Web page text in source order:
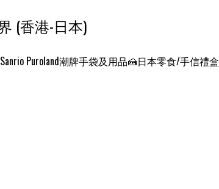
コンクエスト ワールド 征服世界 (香港-日本)
Sanrio Puroland潮牌手袋及用品🍰日本零食/手信禮盒